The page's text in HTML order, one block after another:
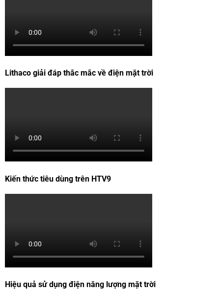
Lithaco giải đáp thắc mắc về điện mặt trời
Kiến thức tiêu dùng trên HTV9
Hiệu quả sử dụng điện năng lượng mặt trời